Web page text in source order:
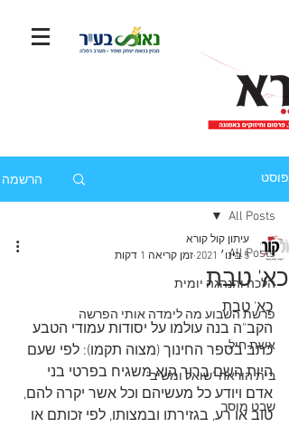
פוסט הרשמה
All Posts
הלכה והנהגה יומית
פרשת השבוע מה לימדה אותי הפרשה
אשת חיל
בית הוראה "שואל ומשיב"
שבט מוסר
All Posts
כא' טבת
עיתון קול קורא
5 בינו׳ 2021
זמן קריאה 1 דקות
כא' טבת
הקב"ה בנה עולמו על יסודות עמודי הטבע
כתב בספר החינוך (מצוה תקמו): לפי שעם
היות השם ברוך הוא משגיח בפרטי בני
אדם ויודע כל מעשיהם וכל אשר יקרה להם,
טוב או רע, בגזירתו ובמצותו, לפי זכותם או